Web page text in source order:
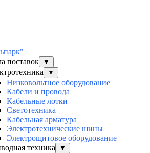
поставок
▼
▼
Низковольтное оборудование
Кабели и провода
Кабельные лотки
Светотехника
Кабельная арматура
Электротехнические шины
Электрощитовое оборудование
техника
▼